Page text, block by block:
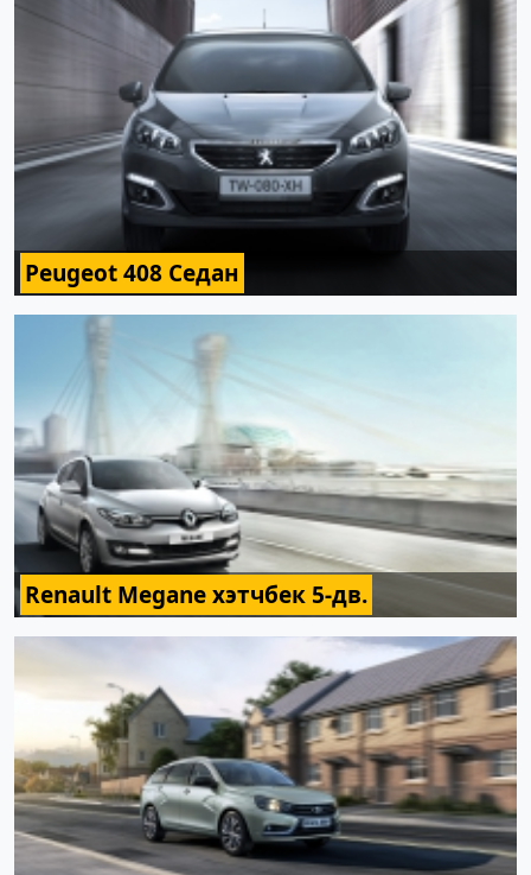
Peugeot 408 Седан
Renault Megane хэтчбек 5-дв.